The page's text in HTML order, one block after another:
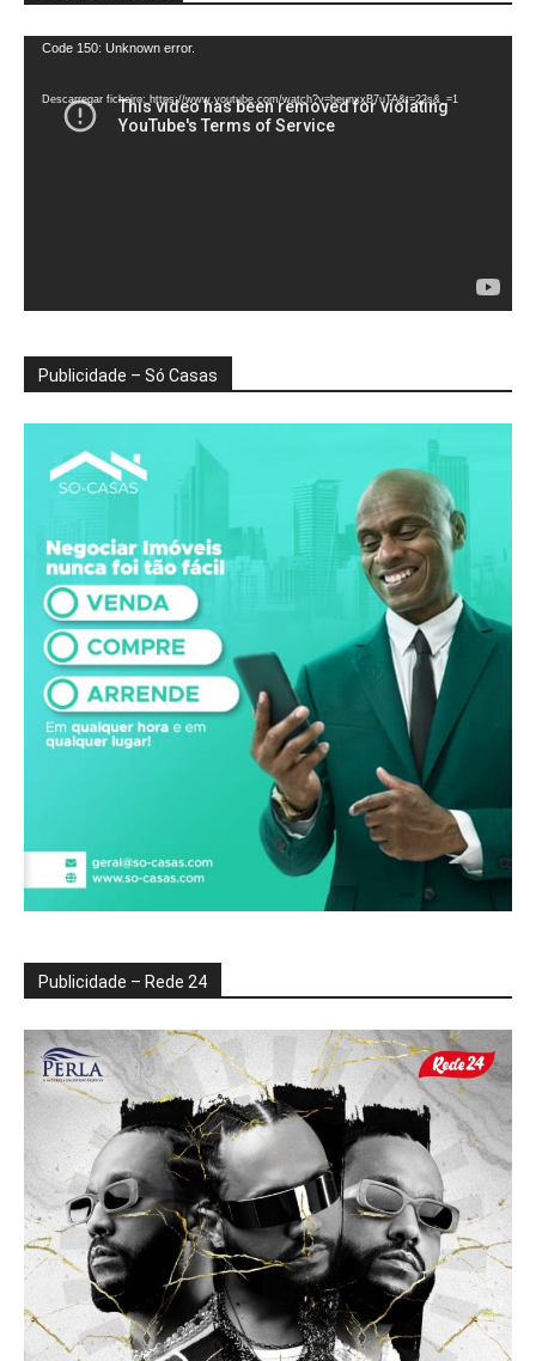
Reprodutor
vídeo
Code 150: Unknown error.
Descarregar ficheiro: https://www.youtube.com/watch?v=heunxxB7uTA&t=22s&_=1
Publicidade – Só Casas
Publicidade – Rede 24